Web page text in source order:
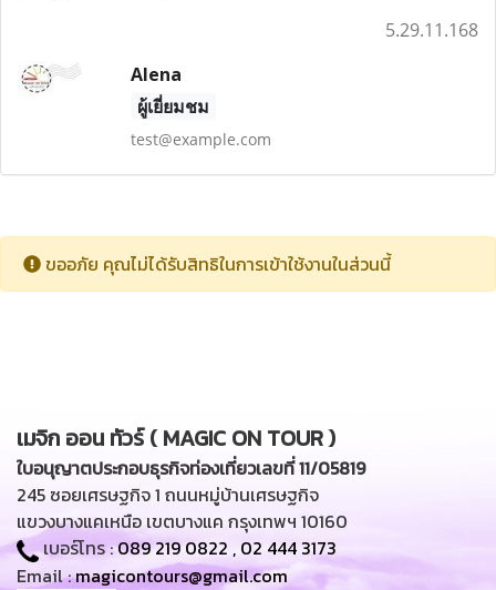
5.29.11.168
Alena
ผู้เยี่ยมชม
test@example.com
ขออภัย คุณไม่ได้รับสิทธิในการเข้าใช้งานในส่วนนี้
เมจิก ออน ทัวร์ ( MAGIC ON TOUR )
ใบอนุญาตประกอบธุรกิจท่องเที่ยวเลขที่ 11/05819
245 ซอยเศรษฐกิจ 1 ถนนหมู่บ้านเศรษฐกิจ
แขวงบางแคเหนือ เขตบางแค กรุงเทพฯ 10160
เบอร์โทร :089 219 0822 , 02 444 3173
Email :magicontours@gmail.com